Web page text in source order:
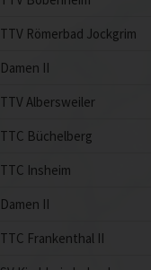
TTV Römerbad Jockgrim
Damen II
TTV Albersweiler
TTC Büchelberg
TTC Insheim
Damen II
TTC Frankenthal II